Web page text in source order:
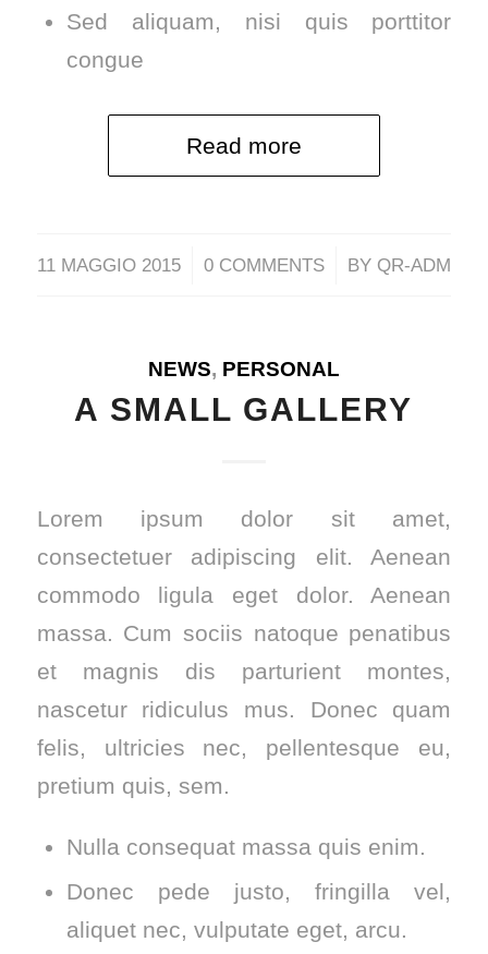
Sed aliquam, nisi quis porttitor
congue
Read more
11 MAGGIO 2015
/ 0 COMMENTS
/ BY QR-ADM
NEWS, PERSONAL
A SMALL GALLERY
Lorem ipsum dolor sit amet,
consectetuer adipiscing elit. Aenean
commodo ligula eget dolor. Aenean
massa. Cum sociis natoque penatibus
et magnis dis parturient montes,
nascetur ridiculus mus. Donec quam
felis, ultricies nec, pellentesque eu,
pretium quis, sem.
Nulla consequat massa quis enim.
Donec pede justo, fringilla vel,
aliquet nec, vulputate eget, arcu.